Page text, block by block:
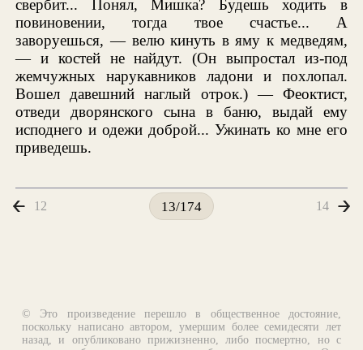
свербит... Понял, Мишка? Будешь ходить в
повиновении, тогда твое счастье... А
заворуешься, — велю кинуть в яму к медведям,
— и костей не найдут. (Он выпростал из-под
жемчужных нарукавников ладони и похлопал.
Вошел давешний наглый отрок.) — Феоктист,
отведи дворянского сына в баню, выдай ему
исподнего и одежи доброй... Ужинать ко мне его
приведешь.
12 13/174 14
© Это произведение перешло в общественное достояние,
поскольку написано автором, умершим более семидесяти лет
назад, и опубликовано прижизненно, либо посмертно, но с